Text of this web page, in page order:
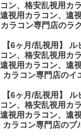
コン、格安乱視用カ
遠視用カラコン、遠
カラコン専門店のラ
【6ヶ月/乱視用】
コン、格安乱視用カ
遠視用カラコン、遠
カラコン専門店のイ
【6ヶ月/乱視用】
コン、格安乱視用カ
遠視用カラコン、遠
カラコン専門店のブ